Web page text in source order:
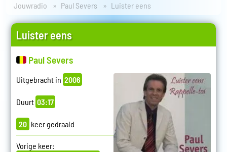
Jouwradio Paul Severs Luister eens
Luister eens
Paul Severs
Uitgebracht in 2006
Duurt 03:17
20 keer gedraaid
Vorige keer: